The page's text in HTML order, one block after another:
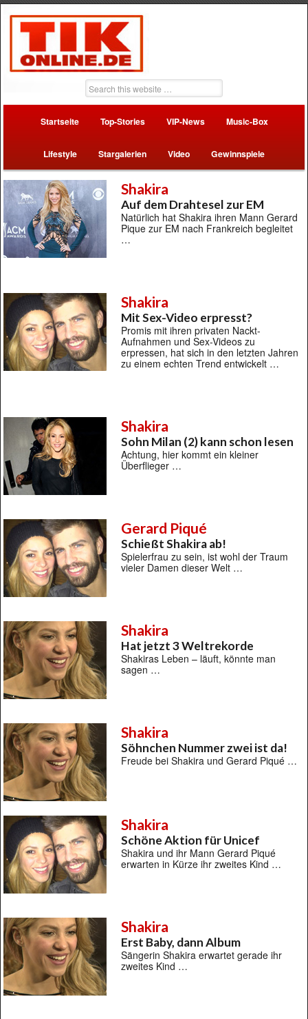
Startseite Top-Stories VIP-News Music-Box
Lifestyle Stargalerien Video Gewinnspiele
Shakira
Auf dem Drahtesel zur EM
Natürlich hat Shakira ihren Mann Gerard
Pique zur EM nach Frankreich begleitet
…
Shakira
Mit Sex-Video erpresst?
Promis mit ihren privaten Nackt-
Aufnahmen und Sex-Videos zu
erpressen, hat sich in den letzten Jahren
zu einem echten Trend entwickelt …
Shakira
Sohn Milan (2) kann schon lesen
Achtung, hier kommt ein kleiner
Überflieger …
Gerard Piqué
Schießt Shakira ab!
Spielerfrau zu sein, ist wohl der Traum
vieler Damen dieser Welt …
Shakira
Hat jetzt 3 Weltrekorde
Shakiras Leben – läuft, könnte man
sagen …
Shakira
Söhnchen Nummer zwei ist da!
Freude bei Shakira und Gerard Piqué …
Shakira
Schöne Aktion für Unicef
Shakira und ihr Mann Gerard Piqué
erwarten in Kürze ihr zweites Kind …
Shakira
Erst Baby, dann Album
Sängerin Shakira erwartet gerade ihr
zweites Kind …